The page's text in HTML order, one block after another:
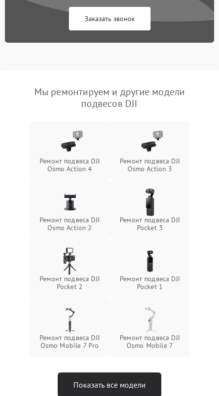
Заказать звонок
Мы ремонтируем и другие модели
подвесов DJI
Ремонт подвеса DJI
Osmo Action 4
Ремонт подвеса DJI
Osmo Action 3
Ремонт подвеса DJI
Osmo Action 2
Ремонт подвеса DJI
Pocket 3
Ремонт подвеса DJI
Pocket 2
Ремонт подвеса DJI
Pocket 1
Ремонт подвеса DJI
Osmo Mobile 7 Pro
Ремонт подвеса DJI
Osmo Mobile 7
Показать все модели